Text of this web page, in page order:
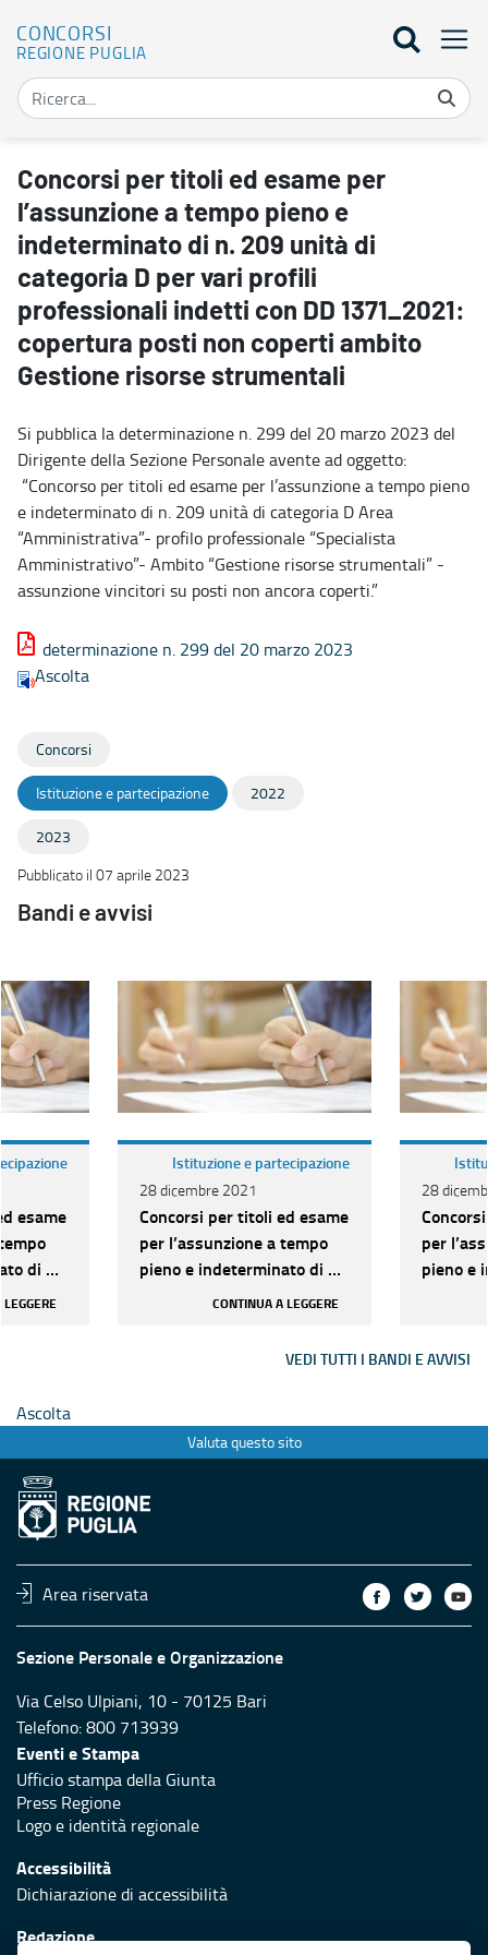
CONCORSI
REGIONE PUGLIA
Concorsi per titoli ed esame per l’assunzione a tempo pieno e
Concorsi per titoli ed esame per
l’assunzione a tempo pieno e
indeterminato di n. 209 unità di
categoria D per vari profili
professionali indetti con DD 1371_2021:
copertura posti non coperti ambito
Gestione risorse strumentali
Si pubblica la determinazione n. 299 del 20 marzo 2023 del
Dirigente della Sezione Personale avente ad oggetto:
“Concorso per titoli ed esame per l’assunzione a tempo pieno
e indeterminato di n. 209 unità di categoria D Area
“Amministrativa”- profilo professionale “Specialista
Amministrativo”- Ambito “Gestione risorse strumentali” -
assunzione vincitori su posti non ancora coperti.”
determinazione n. 299 del 20 marzo 2023
Ascolta
Concorsi
Istituzione e partecipazione 2022
2023
Pubblicato il 07 aprile 2023
Bandi e avvisi
esame
di n.
D per
Istituzione e partecipazione
28 dicembre 2021
Concorsi per titoli ed esame
per l’assunzione a tempo
pieno e indeterminato di n.
209 unità di categoria D per
CONTINUA A LEGGERE
28
per
pieno e
VEDI TUTTI I BANDI E AVVISI
Ascolta
Valuta questo sito
Area riservata
Sezione Personale e Organizzazione
Via Celso Ulpiani, 10 - 70125 Bari
Telefono: 800 713939
Eventi e Stampa
Ufficio stampa della Giunta
Press Regione
Logo e identità regionale
Accessibilità
Dichiarazione di accessibilità
Redazione